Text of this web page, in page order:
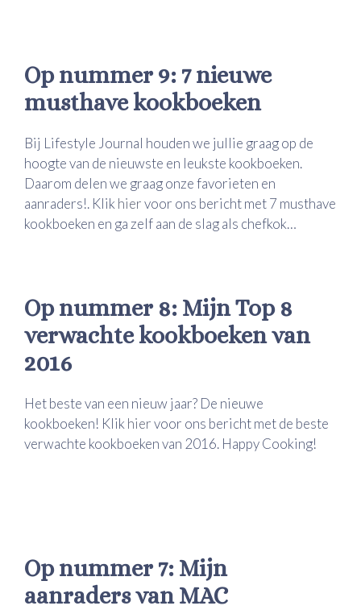
Op nummer 9: 7 nieuwe
musthave kookboeken
Bij Lifestyle Journal houden we jullie graag op de
hoogte van de nieuwste en leukste kookboeken.
Daarom delen we graag onze favorieten en
aanraders!. Klik hiervoor ons bericht met 7 musthave
kookboeken en ga zelf aan de slag als chefkok…
Op nummer 8: Mijn Top 8
verwachte kookboeken van
2016
Het beste van een nieuw jaar? De nieuwe
kookboeken! Klik hiervoor ons bericht met de beste
verwachte kookboeken van 2016. Happy Cooking!
Op nummer 7: Mijn
aanraders van MAC